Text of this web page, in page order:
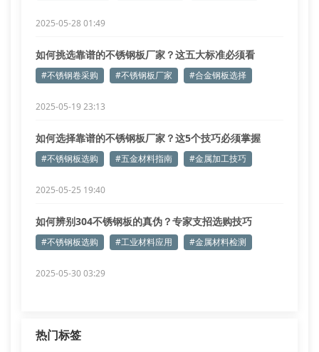
2025-05-28 01:49
如何挑选靠谱的不锈钢板厂家？这五大标准必须看
#不锈钢卷采购 #不锈钢板厂家 #合金钢板选择
2025-05-19 23:13
如何选择靠谱的不锈钢板厂家？这5个技巧必须掌握
#不锈钢板选购 #五金材料指南 #金属加工技巧
2025-05-25 19:40
如何辨别304不锈钢板的真伪？专家支招选购技巧
#不锈钢板选购 #工业材料应用 #金属材料检测
2025-05-30 03:29
热门标签